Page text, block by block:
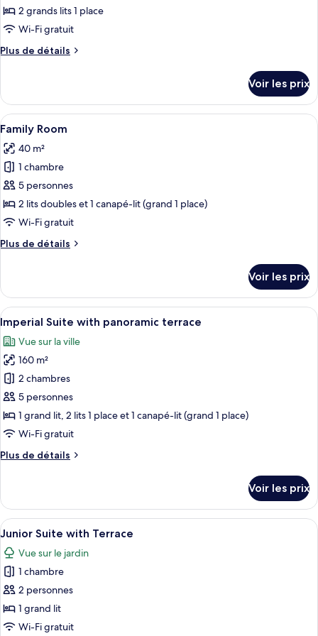
ce
type
chambre :
Room
2 grands lits 1 place
Wi-Fi gratuit
Plus de détails
Plus
le
type
de
chambre
Executive
Twin
Voir les prix
Afficher
toutes
les
photos
pour
ce
type
chambre :
Une chambre d’hôtel avec deux lits,
4
Family Room
40 m²
1 chambre
5 personnes
2 lits doubles et 1 canapé-lit (grand 1 place)
Wi-Fi gratuit
Plus de détails
Plus
le
type
de
chambre
Family
Room
Voir les prix
Afficher
toutes
les
photos
pour
ce
type
de
chambre :
Imperial
panoramic
terrace
Une terrasse sur le toit, agrémentée
13
Imperial Suite with panoramic terrace
Vue sur la ville
160 m²
2 chambres
5 personnes
1 grand lit, 2 lits 1 place et 1 canapé-lit (grand 1 place)
Wi-Fi gratuit
Plus de détails
Plus
le
type
de
Imperial
Suite
panoramic
terrace
Voir les prix
Afficher
toutes
les
photos
pour
ce
type
Une chambre d’hôtel avec un
5
Junior Suite with Terrace
Vue sur le jardin
1 chambre
2 personnes
1 grand lit
Wi-Fi gratuit